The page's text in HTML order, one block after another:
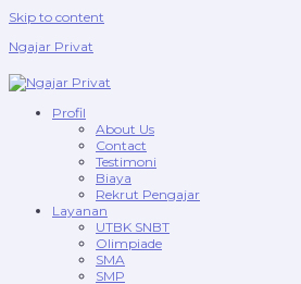
Skip to content
Ngajar Privat
Profil
About Us
Contact
Testimoni
Biaya
Rekrut Pengajar
Layanan
UTBK SNBT
Olimpiade
SMA
SMP